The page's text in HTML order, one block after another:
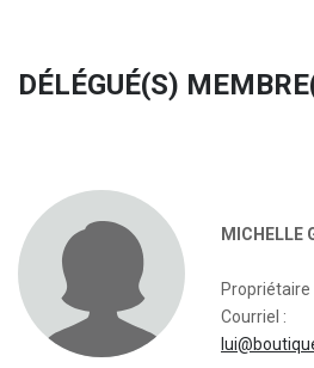
DÉLÉGUÉ(S)
MICHELLE
Propriétaire
Courriel :